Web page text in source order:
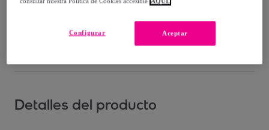
¿Cómo funciona?
Detalles del producto
Aceptar
Configurar